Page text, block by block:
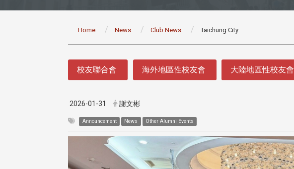
Home News Club News Taichung City
校友聯合會 海外地區性校友會 大陸地區性校友會
2026-01-31 謝文彬
Announcement News Other Alumni Events